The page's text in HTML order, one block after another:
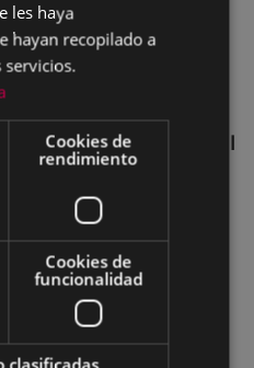
el Pleno Municipal
de 2026
les haya
hayan recopilado a
servicios.
Cookies de
rendimiento
Cookies de
funcionalidad